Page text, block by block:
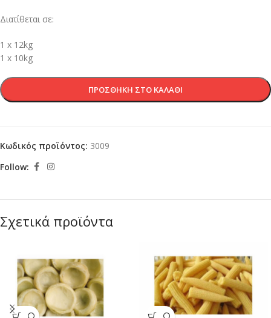
Διατίθεται σε:
1 x 12kg
1 x 10kg
ΠΡΟΣΘΉΚΗ ΣΤΟ ΚΑΛΆΘΙ
Κωδικός προϊόντος: 3009
Follow:
Σχετικά προϊόντα